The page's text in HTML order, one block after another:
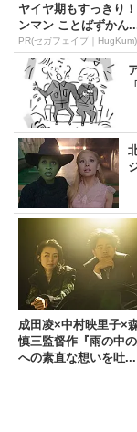
ヤイヤ期もすっきり
ンマン ことばずかん
PR(セガフェイブ｜HugKum)
成田凌×中村映里子×
慎三監督作『雨の中
への素直な想いを吐...